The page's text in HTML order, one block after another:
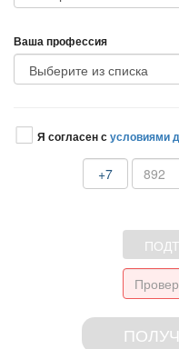
аша профессия
Я согласен сусловиями
+7